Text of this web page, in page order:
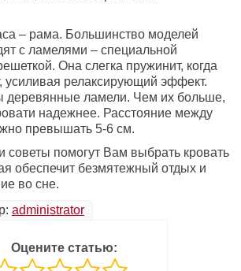
– рама. Большинство моделей
с ламелями – специальной
Она слегка пружинит, когда
усиливая релаксирующий эффект.
деревянные ламели. Чем их больше,
надежнее. Расстояние между
превышать 5-6 см.
советы помогут Вам выбрать кровать
обеспечит безмятежный отдых и
во сне.
administrator
Оцените статью: